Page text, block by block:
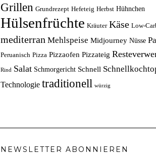
Grillen Grundrezept Hefeteig Herbst Hühnchen
Hülsenfrüchte Kräuter Käse Low-
mediterran Mehlspeise Midjourney Nüsse
Peruanisch Pizza Pizzaofen Pizzateig
Rind Salat Schmorgericht Schnell
Technologie traditionell würzig
NEWSLETTER ABONNIEREN